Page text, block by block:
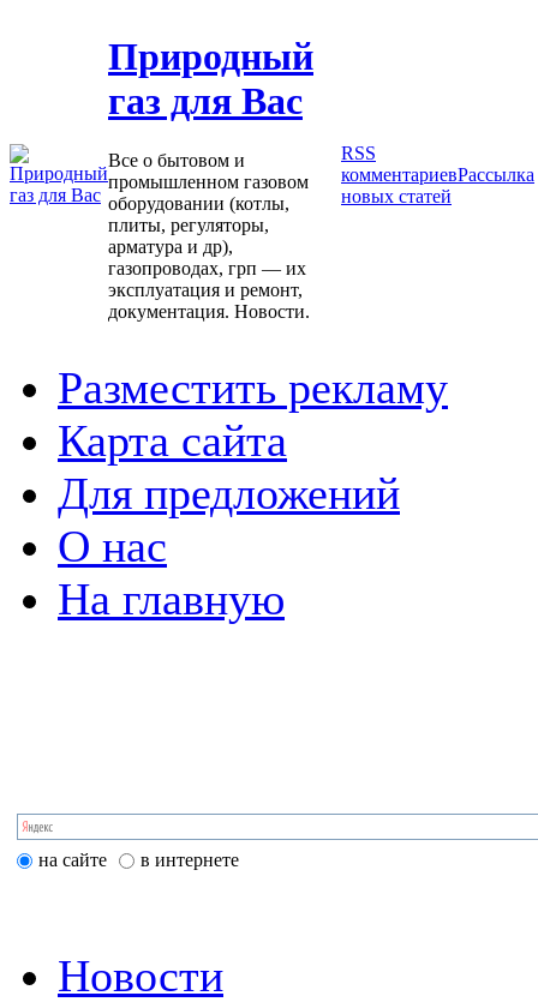
Природный
газ для Вас
Все о бытовом и
промышленном газовом
оборудовании (котлы,
плиты, регуляторы,
арматура и др),
газопроводах, грп — их
эксплуатация и ремонт,
документация. Новости.
RSS
комментариевРассылка
новых статей
Разместить рекламу
Карта сайта
Для предложений
О нас
На главную
на сайте в интернете
Новости